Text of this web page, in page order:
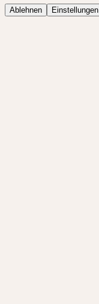
Ablehnen Einstellungen